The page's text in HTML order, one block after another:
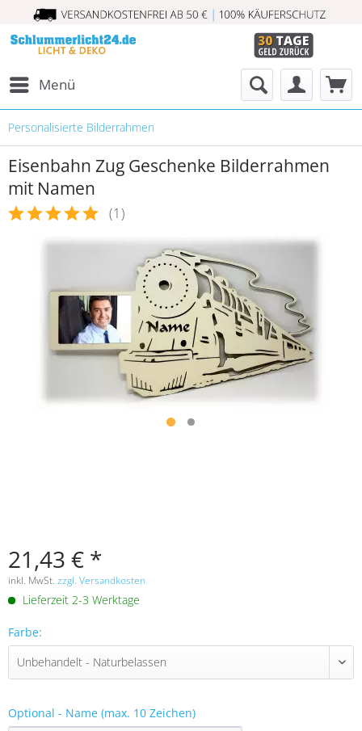
Menü
Personalisierte Bilderrahmen
Eisenbahn Zug Geschenke Bilderrahmen
mit Namen
(1)
21,43 € *
inkl. MwSt. zzgl. Versandkosten
Lieferzeit 2-3 Werktage
Farbe:
Optional - Name (max. 10 Zeichen)